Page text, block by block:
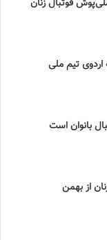
بانوان است
از بهمن